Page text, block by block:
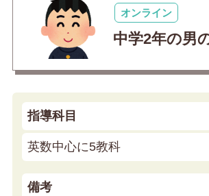
オンライン
中学2年の男
指導科目
英数中心に5教科
備考